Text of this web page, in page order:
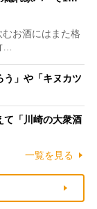
お酒にはまた格
う」や「キヌカツ
て「川崎の大衆酒
一覧を見る